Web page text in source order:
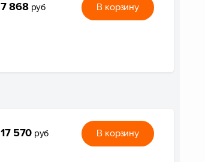
7 868 руб В корзину
17 570 руб В корзину